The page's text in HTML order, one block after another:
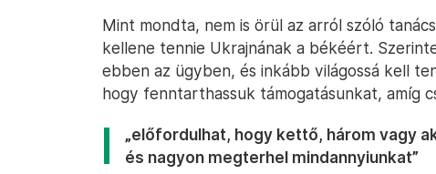
Mint mondta, nem is örül az arról szóló
kellene tennie Ukrajnának a békéért.
ebben az ügyben, és inkább világossá kell
hogy fenntarthassuk támogatásunkat, amíg
„előfordulhat, hogy kettő, három vagy
és nagyon megterhel mindannyiunkat”